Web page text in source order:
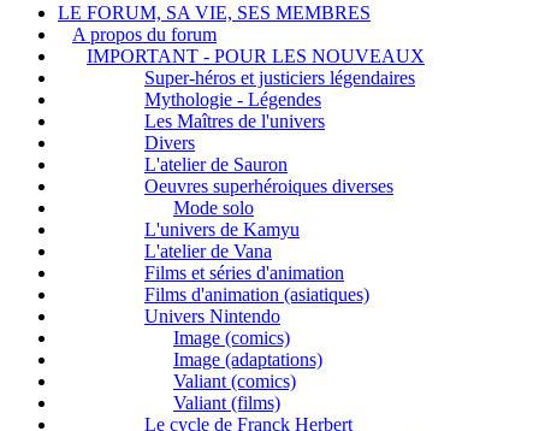
LE FORUM, SA VIE, SES MEMBRES
A propos du forum
IMPORTANT - POUR LES NOUVEAUX
Super-héros et justiciers légendaires
Mythologie - Légendes
Les Maîtres de l'univers
Divers
L'atelier de Sauron
Oeuvres superhéroiques diverses
Mode solo
L'univers de Kamyu
L'atelier de Vana
Films et séries d'animation
Films d'animation (asiatiques)
Univers Nintendo
Image (comics)
Image (adaptations)
Valiant (comics)
Valiant (films)
Le cycle de Franck Herbert